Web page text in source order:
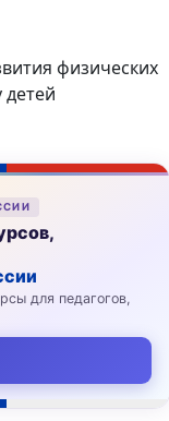
физических
детей
для педагогов,